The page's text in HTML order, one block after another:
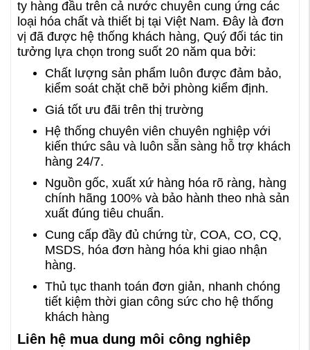
ty hàng đầu trên cả nước chuyên cung ứng các
loại hóa chất và thiết bị tại Việt Nam. Đây là đơn
vị đã được hệ thống khách hàng, Quý đối tác tin
tưởng lựa chọn trong suốt 20 năm qua bởi:
Chất lượng sản phẩm luôn được đảm bảo,
kiểm soát chặt chẽ bởi phòng kiểm định.
Giá tốt ưu đãi trên thị trường
Hệ thống chuyên viên chuyên nghiệp với
kiến thức sâu và luôn sẵn sàng hỗ trợ khách
hàng 24/7.
Nguồn gốc, xuất xứ hàng hóa rõ ràng, hàng
chính hãng 100% và bảo hành theo nhà sản
xuất đúng tiêu chuẩn.
Cung cấp đầy đủ chứng từ, COA, CO, CQ,
MSDS, hóa đơn hàng hóa khi giao nhận
hàng.
Thủ tục thanh toán đơn giản, nhanh chóng
tiết kiệm thời gian công sức cho hệ thống
khách hàng
Liên hệ mua dung môi công nghiêp